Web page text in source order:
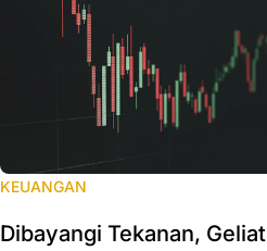
KEUANGAN
Dibayangi Tekanan, Geliat